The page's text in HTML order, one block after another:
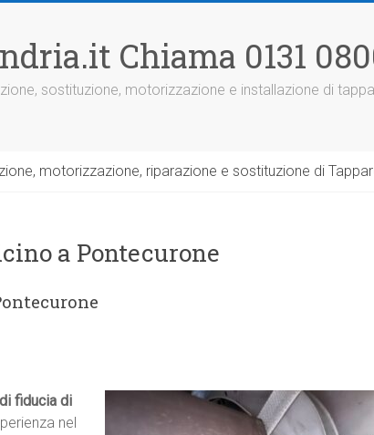
Chiama 0131
sostituzione, motorizzazione e installazione di
motorizzazione, riparazione e sostituzione di
a Pontecurone
fiducia di
nel